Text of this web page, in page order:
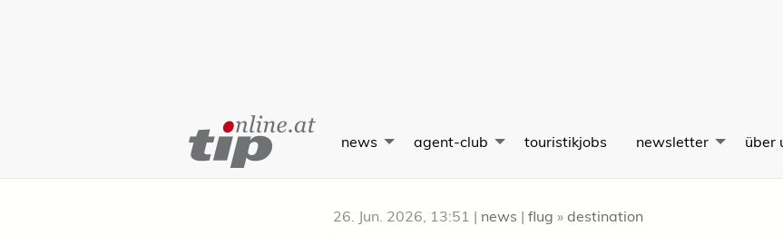
Content
news agent-club touristikjobs newsletter über
26. Jun. 2026, 13:51 | news | flug » destination